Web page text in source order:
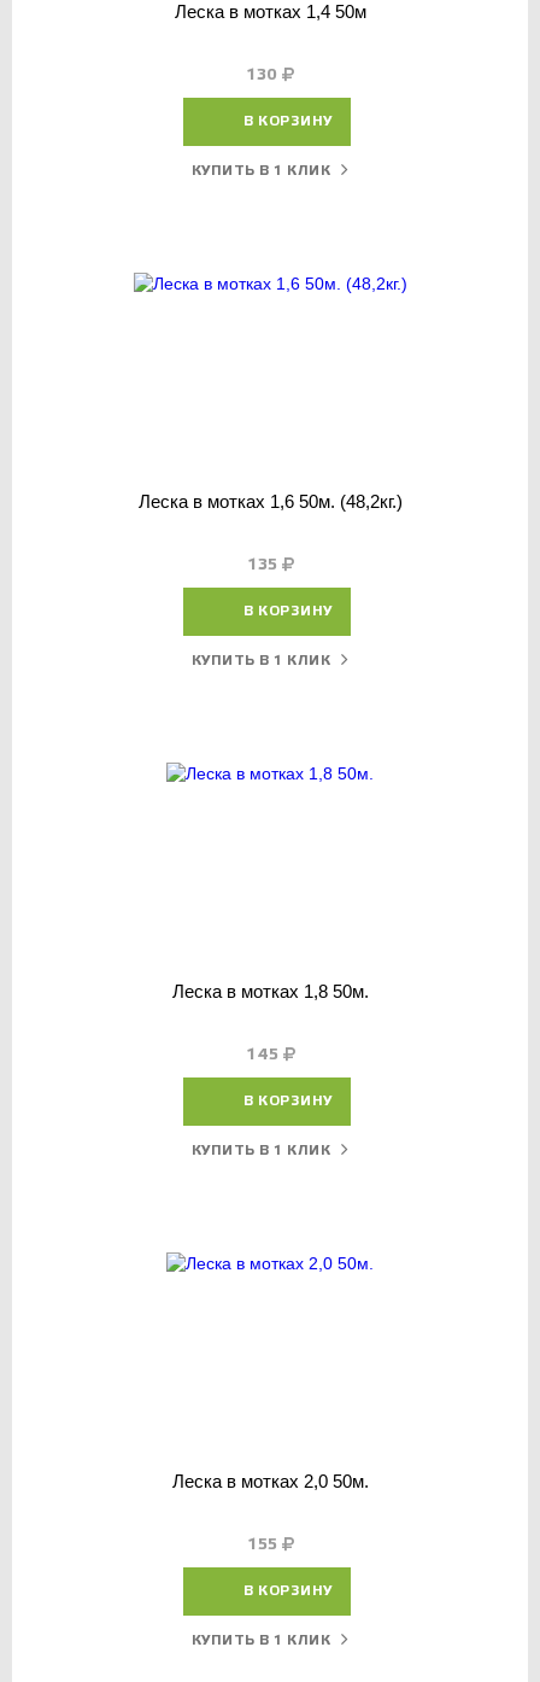
Леска в мотках 1,4 50м
130
В КОРЗИНУ
КУПИТЬ В 1 КЛИК
Леска в мотках 1,6 50м. (48,2кг.)
135
В КОРЗИНУ
КУПИТЬ В 1 КЛИК
Леска в мотках 1,8 50м.
145
В КОРЗИНУ
КУПИТЬ В 1 КЛИК
Леска в мотках 2,0 50м.
155
В КОРЗИНУ
КУПИТЬ В 1 КЛИК